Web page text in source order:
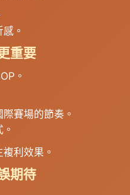
。
重要
。
賽場的節奏。
利效果。
期待